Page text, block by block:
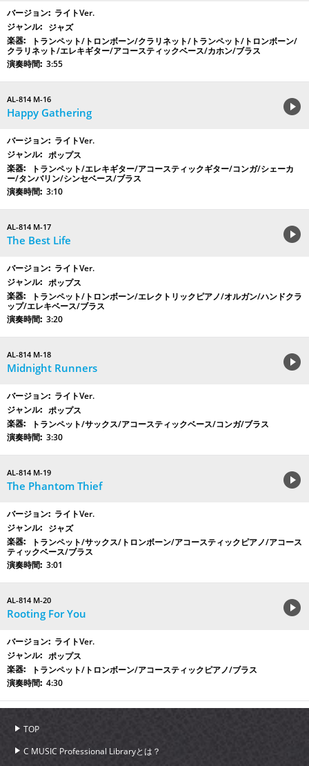
ライトVer.
ジャズ
トランペット/トロンボーン/クラリネット/トランペット/トロンボーン/
クラリネット/エレキギター/アコースティックベース/カホン/ブラス
3:55
AL-814 M-16
Happy Gathering
ライトVer.
ポップス
トランペット/エレキギター/アコースティックギター/コンガ/シェーカ
ー/タンバリン/シンセベース/ブラス
3:10
AL-814 M-17
The Best Life
ライトVer.
ポップス
トランペット/トロンボーン/エレクトリックピアノ/オルガン/ハンドクラ
ップ/エレキベース/ブラス
3:20
AL-814 M-18
Midnight Runners
ライトVer.
ポップス
トランペット/サックス/アコースティックベース/コンガ/ブラス
3:30
AL-814 M-19
The Phantom Thief
ライトVer.
ジャズ
トランペット/サックス/トロンボーン/アコースティックピアノ/アコース
ティックベース/ブラス
3:01
AL-814 M-20
Rooting For You
ライトVer.
ポップス
トランペット/トロンボーン/アコースティックピアノ/ブラス
4:30
TOP
C MUSIC Professional Libraryとは？